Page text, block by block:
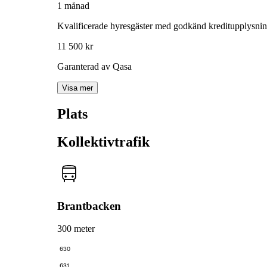
1 månad
Kvalificerade hyresgäster med godkänd
11 500 kr
Garanterad av Qasa
Visa mer
Plats
Kollektivtrafik
Brantbacken
300 meter
630